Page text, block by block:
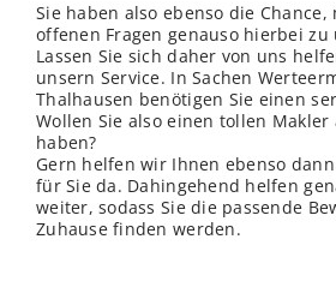
Sie haben also ebenso die
offenen Fragen genauso hierbei zu
Lassen Sie sich daher von uns
unsern Service. In Sachen
Thalhausen benötigen Sie einen
Wollen Sie also einen tollen Makler
haben?
Gern helfen wir Ihnen ebenso
für Sie da. Dahingehend helfen
weiter, sodass Sie die passende
Zuhause finden werden.